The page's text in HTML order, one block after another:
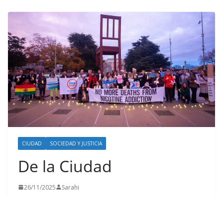
CIUDAD SOCIEDAD Y JUSTICIA
De la Ciudad
26/11/2025 Sarahi